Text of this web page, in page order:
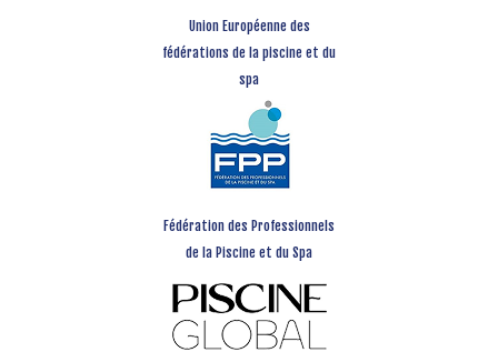
Union Européenne des
fédérations de la piscine et du
spa
Fédération des Professionnels
de la Piscine et du Spa